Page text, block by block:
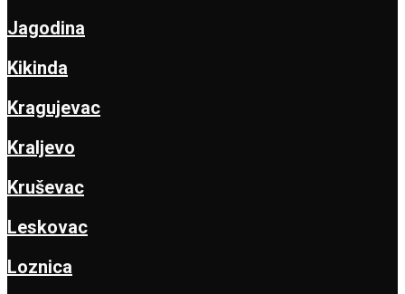
Jagodina
Kikinda
Kragujevac
Kraljevo
Kruševac
Leskovac
Loznica